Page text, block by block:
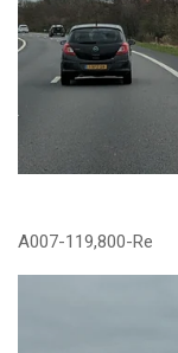
A007-119,800-Re